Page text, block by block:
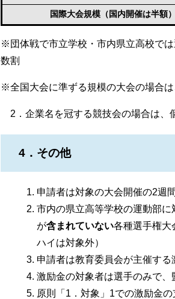
国際大会規模（国内開催は半額）
※団体戦で市立学校・市内県立高校で
数割
※全国大会に準ずる規模の大会の場合
2．企業名を冠する競技会の場合は、
4．その他
申請者は対象の大会開催の2週
市内の県立高等学校の運動部
が含まれていない各種選手権大
ハイは対象外）
申請者は教育委員会が主催する
激励金の対象者は選手のみで、
原則「1．対象」1での激励金